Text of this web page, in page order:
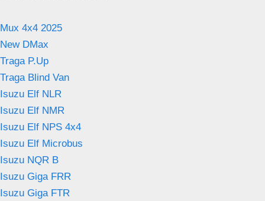
Mux 4x4 2025
New DMax
Traga P.Up
Traga Blind Van
Isuzu Elf NLR
Isuzu Elf NMR
Isuzu Elf NPS 4x4
Isuzu Elf Microbus
Isuzu NQR B
Isuzu Giga FRR
Isuzu Giga FTR